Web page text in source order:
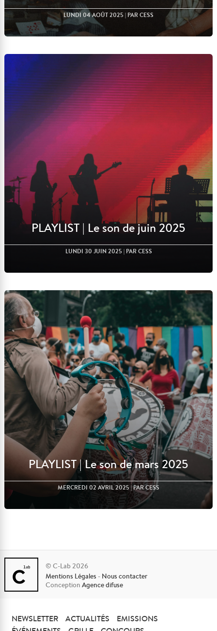
LUNDI 04 AOÛT 2025| PAR CESS
Lire l'article
PLAYLIST | Le son de juin 2025
LUNDI 30 JUIN 2025| PAR CESS
Lire l'article
PLAYLIST | Le son de mars 2025
MERCREDI 02 AVRIL 2025| PAR CESS
Lire l'article
© C-Lab 2026
Mentions Légales - Nous contacter
ConceptionAgence difuse
NEWSLETTER ACTUALITÉS
EMISSIONS